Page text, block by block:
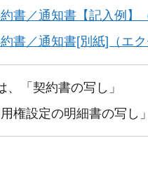
書／通知書【記入例】
書／通知書[別紙]（エク
「契約書の写し」
権設定の明細書の写し」